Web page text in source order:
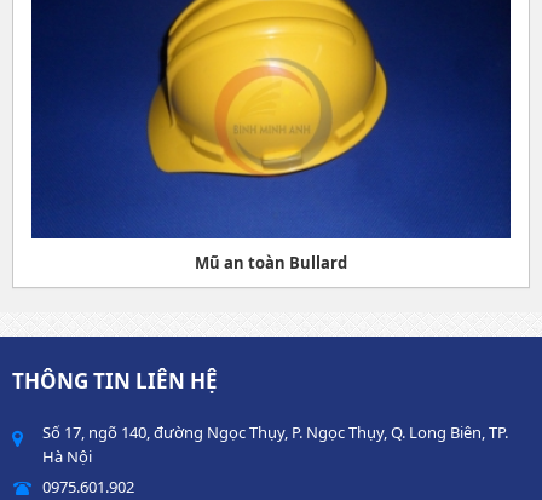
Mũ an toàn Bullard
THÔNG TIN LIÊN HỆ
Số 17, ngõ 140, đường Ngọc Thụy, P. Ngọc Thụy, Q. Long Biên, TP.
Hà Nội
0975.601.902